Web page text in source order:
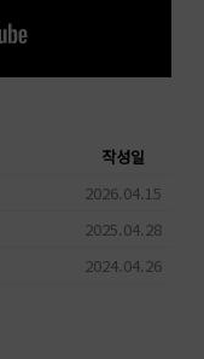
작성일
2026.04.15
2025.04.28
2024.04.26